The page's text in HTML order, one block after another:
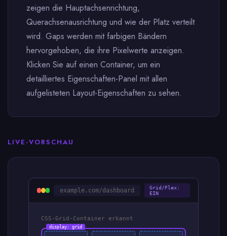
zeigen die Hauptachsenrichtung,
Querachsenausrichtung und wie der Platz verteilt
wird. Gaps werden mit farbigen Bändern
hervorgehoben, die ihre Pixelwerte anzeigen.
Klicken Sie auf einen Container, um ein
detailliertes Eigenschaften-Panel mit allen
aufgelisteten Layout-Eigenschaften zu sehen.
LIVE-VORSCHAU
example.com/dashboard
Grid/Flex:
EIN
CSS-Grid-Container erkannt
display: grid